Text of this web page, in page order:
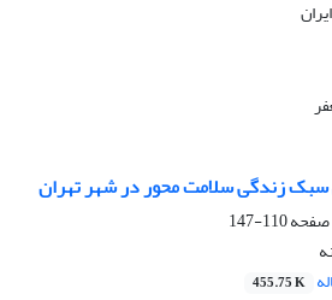
زندگی سلامت محور در شهر تهران
110-147
455.75 K